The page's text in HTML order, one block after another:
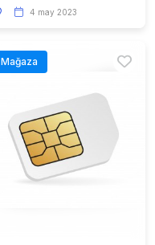
4 may 2023
Mağaza